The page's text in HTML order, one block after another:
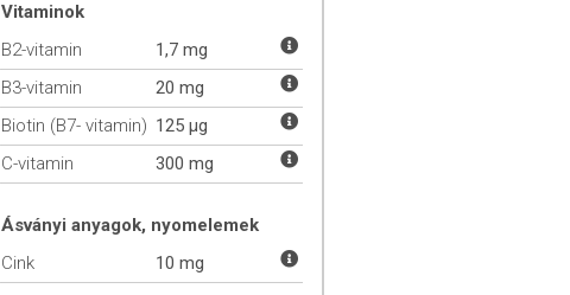
Vitaminok
B2-vitamin
1,7 mg
B3-vitamin
20 mg
Biotin (B7- vitamin) 125 µg
C-vitamin
300 mg
Ásványi anyagok, nyomelemek
Cink
10 mg